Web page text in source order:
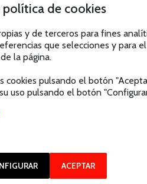
política de cookies
y de terceros para fines
que selecciones y para el
la página.
cookies pulsando el botón
uso pulsando el botón
ACEPTAR